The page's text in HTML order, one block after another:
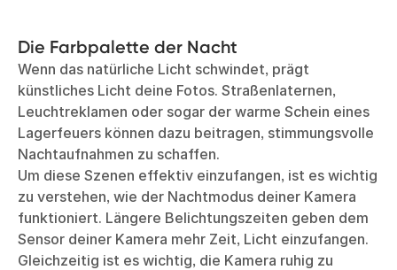
Die Farbpalette der Nacht
Wenn das natürliche Licht schwindet, prägt
künstliches Licht deine Fotos. Straßenlaternen,
Leuchtreklamen oder sogar der warme Schein eines
Lagerfeuers können dazu beitragen, stimmungsvolle
Nachtaufnahmen zu schaffen.
Um diese Szenen effektiv einzufangen, ist es wichtig
zu verstehen, wie der Nachtmodus deiner Kamera
funktioniert. Längere Belichtungszeiten geben dem
Sensor deiner Kamera mehr Zeit, Licht einzufangen.
Gleichzeitig ist es wichtig, die Kamera ruhig zu